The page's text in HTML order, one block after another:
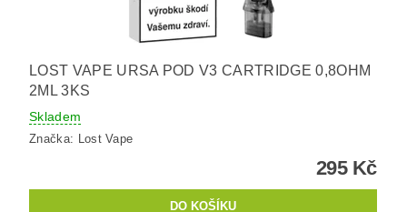
LOST VAPE URSA POD V3 CARTRIDGE 0,8OHM
2ML 3KS
Skladem
Značka: Lost Vape
295 Kč